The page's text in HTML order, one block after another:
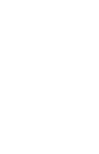
resolver
el